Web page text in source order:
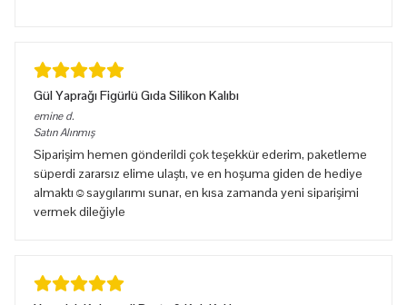
Gül Yaprağı Figürlü Gıda Silikon Kalıbı
emine d.
Satın Alınmış
Siparişim hemen gönderildi çok teşekkür ederim, paketleme
süperdi zararsız elime ulaştı, ve en hoşuma giden de hediye
almaktı☺️saygılarımı sunar, en kısa zamanda yeni siparişimi
vermek dileğiyle